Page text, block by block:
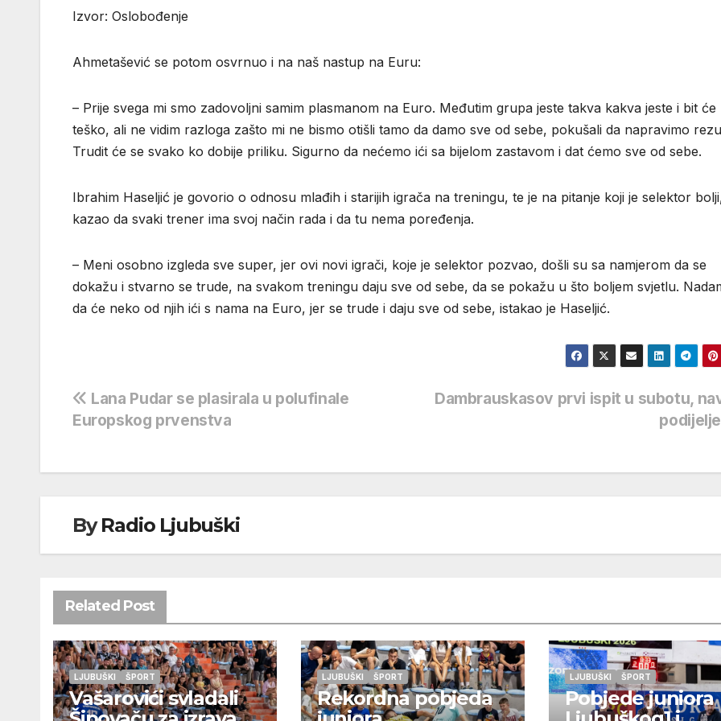
Izvor: Oslobođenje
Ahmetašević se potom osvrnuo i na naš nastup na Euru:
– Prije svega mi smo zadovoljni samim plasmanom na Euro. Međutim grupa jeste takva kakva jeste i bit će
teško, ali ne vidim razloga zašto mi ne bismo otišli tamo da damo sve od sebe, pokušali da napravimo
Trudit će se svako ko dobije priliku. Sigurno da nećemo ići sa bijelom zastavom i dat ćemo sve od sebe.
Ibrahim Haseljić je govorio o odnosu mlađih i starijih igrača na treningu, te je na pitanje koji je selektor
kazao da svaki trener ima svoj način rada i da tu nema poređenja.
– Meni osobno izgleda sve super, jer ovi novi igrači, koje je selektor pozvao, došli su sa namjerom da se
dokažu i stvarno se trude, na svakom treningu daju sve od sebe, da se pokažu u što boljem svjetlu.
da će neko od njih ići s nama na Euro, jer se trude i daju sve od sebe, istakao je Haseljić.
Navigacija
objava
Dambrauskasov prvi ispit u subotu,
Lana Pudar se plasirala u polufinale
Europskog prvenstva
ByRadio Ljubuški
Related Post
LJUBUŠKI ŠPORT
Vašarovići svladali
LJUBUŠKI ŠPORT
Rekordna pobjeda
LJUBUŠKI ŠPORT
Pobjede juniora